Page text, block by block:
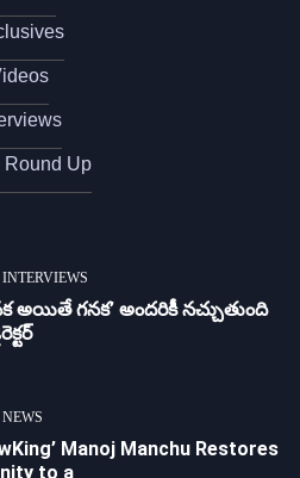
Round Up
INTERVIEWS
అయితే గ‌న‌క‌’ అందరికీ నచ్చుతుంది
NEWS
Manoj Manchu Restores
to a